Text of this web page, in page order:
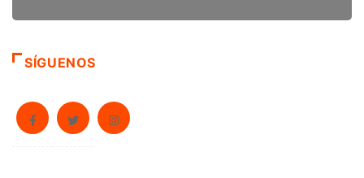
SÍGUENOS